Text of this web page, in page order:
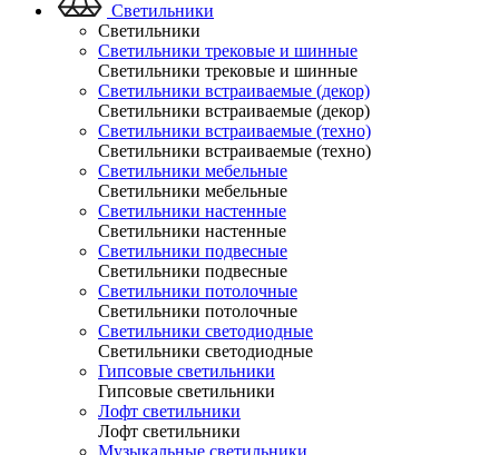
Светильники
Светильники
Светильники трековые и шинные
Светильники трековые и шинные
Светильники встраиваемые (декор)
Светильники встраиваемые (декор)
Светильники встраиваемые (техно)
Светильники встраиваемые (техно)
Светильники мебельные
Светильники мебельные
Светильники настенные
Светильники настенные
Светильники подвесные
Светильники подвесные
Светильники потолочные
Светильники потолочные
Светильники светодиодные
Светильники светодиодные
Гипсовые светильники
Гипсовые светильники
Лофт светильники
Лофт светильники
Музыкальные светильники